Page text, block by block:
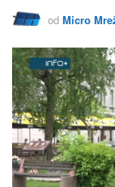
od Micro